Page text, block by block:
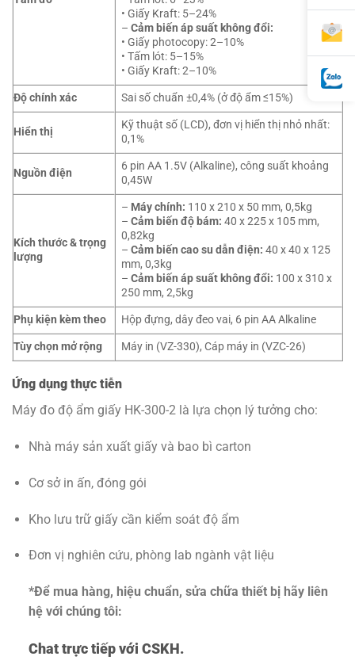
• Giấy Kraft: 5–24%
–Cảm biến áp suất không đổi:
• Giấy photocopy: 2–10%
• Tấm lót: 5–15%
• Giấy Kraft: 2–10%
Độ chính xác
Sai số chuẩn ±0,4% (ở độ ẩm ≤15%)
Hiển thị
Kỹ thuật số (LCD), đơn vị hiển thị nhỏ nhất:
0,1%
Nguồn điện
6 pin AA 1.5V (Alkaline), công suất khoảng
0,45W
Kích thước & trọng
lượng
– Máy chính: 110 x 210 x 50 mm, 0,5kg
–Cảm biến độ bám: 40 x 225 x 105 mm,
0,82kg
–Cảm biến cao su dẫn điện: 40 x 40 x 125
mm, 0,3kg
–Cảm biến áp suất không đổi: 100 x 310 x
250 mm, 2,5kg
Phụ kiện kèm theo
Hộp đựng, dây đeo vai, 6 pin AA Alkaline
Tùy chọn mở rộng
Máy in (VZ-330), Cáp máy in (VZC-26)
Ứng dụng thực tiễn
Máy đo độ ẩm giấy HK-300-2 là lựa chọn lý tưởng cho:
Nhà máy sản xuất giấy và bao bì carton
Cơ sở in ấn, đóng gói
Kho lưu trữ giấy cần kiểm soát độ ẩm
Đơn vị nghiên cứu, phòng lab ngành vật liệu
*Để mua hàng, hiệu chuẩn, sửa chữa thiết bị hãy liên
hệ với chúng tôi:
Chat trực tiếp với CSKH.